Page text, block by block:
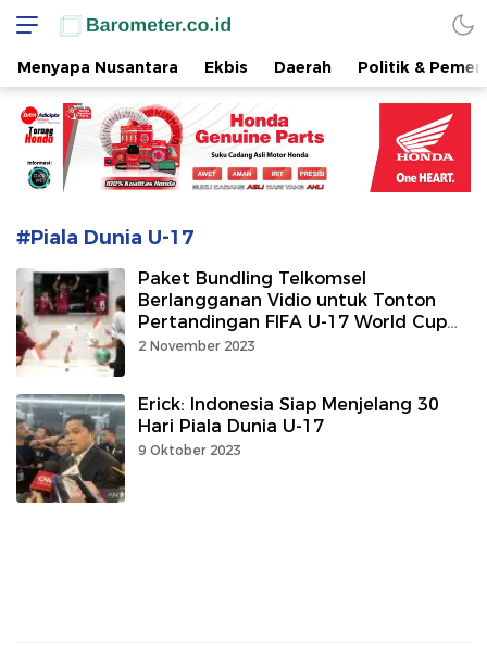
www.barometer.co.id
Berita Terkini di Sulawesi Utara
Menyapa Nusantara Ekbis Daerah Politik &
#Piala Dunia U-17
Paket Bundling Telkomsel
Berlangganan Vidio untuk Tonton
Pertandingan FIFA U-17 World Cup
Indonesia 2023
2 November 2023
Erick: Indonesia Siap Menjelang 30
Hari Piala Dunia U-17
9 Oktober 2023